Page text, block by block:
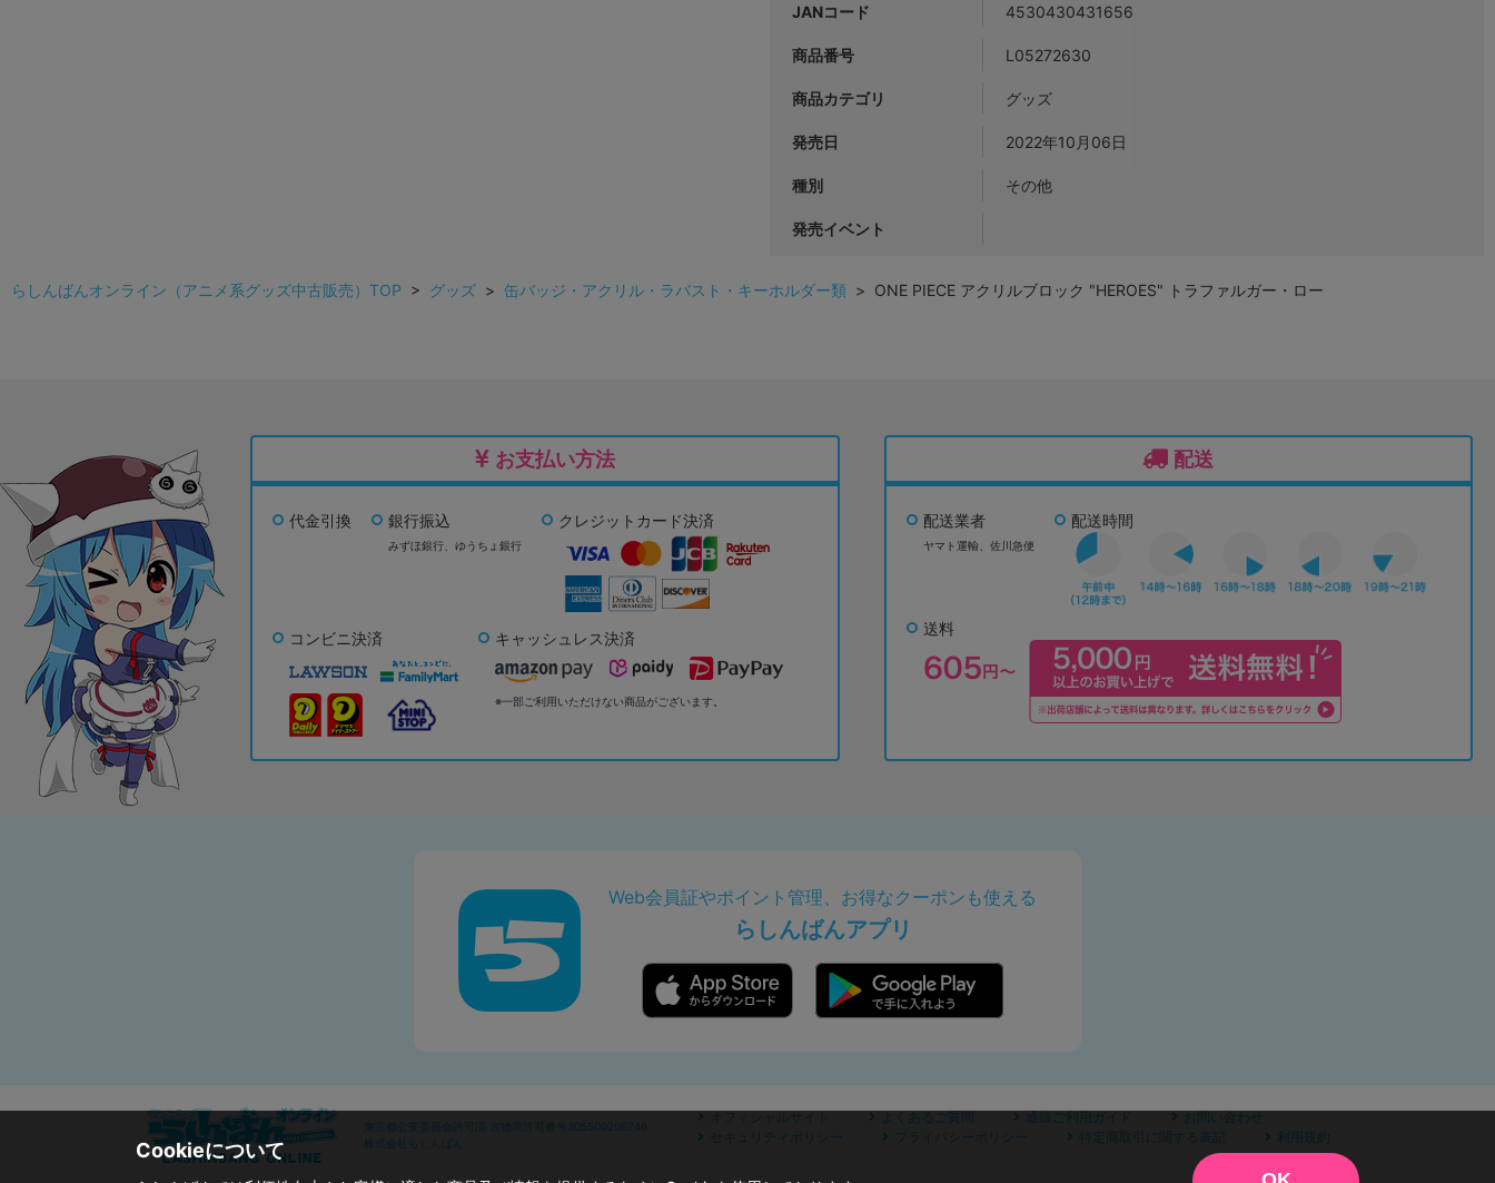
JANコード 4530430431656
商品番号 L05272630
商品カテゴリ グッズ
発売日 2022年10月06日
種別 その他
発売イベント
らしんばんオンライン（アニメ系グッズ中古販売）TOP > グッズ > 缶バッジ・アクリル・ラバスト・キーホルダー類 > ONE PIECE アクリルブロック "HEROES" トラファルガー・ロー
お支払い方法
代金引換 銀行振込
みずほ銀行、 ゆうちょ銀行
クレジットカード決済
コンビニ決済 キャッシュレス決済
※一部ご利用いただけない商品がございます。
配送
配送業者
ヤマト運輸、佐川急便
配送時間
送料
Web会員証やポイント管理、お得なクーポンも使える
らしんばんアプリ
東京都公安委員会許可済 古物商許可番号305500206246
株式会社らしんばん
オフィシャルサイト よくあるご質問 通販ご利用ガイド
お問い合わせ
セキュリティポリシー
プライバシーポリシー 特定商取引に関する表記 利用規約
Cookieについて